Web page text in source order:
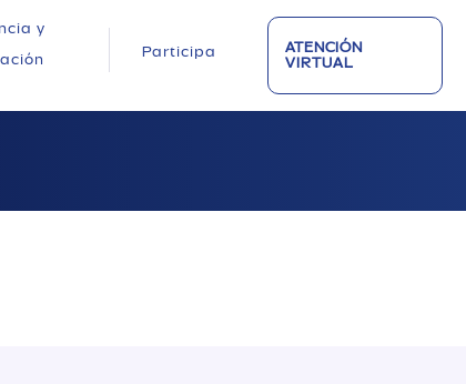
y
Participa
ATENCIÓN
VIRTUAL